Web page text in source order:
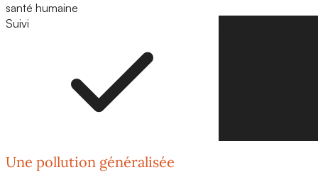
santé humaine
Suivi
Une pollution généralisée